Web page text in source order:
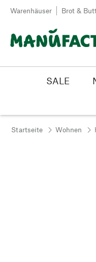
Zum Inhalt springen
Warenhäuser Brot &
SALE
Startseite Wohnen